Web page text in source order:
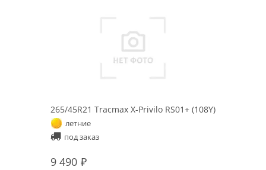
265/45R21 Tracmax X-Privilo RS01+ (108Y)
летние
под заказ
9 490